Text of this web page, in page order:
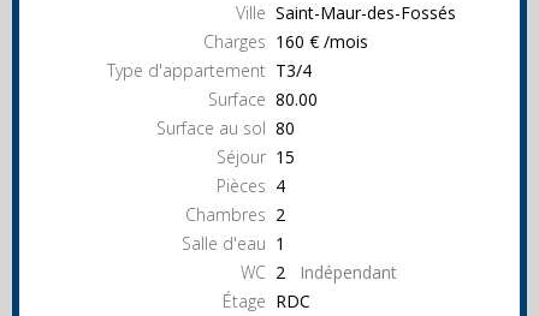
Ville Saint-Maur-des-Fossés
Charges 160 € /mois
Type d'appartement T3/4
Surface 80.00
Surface au sol 80
Séjour 15
Pièces 4
Chambres 2
Salle d'eau 1
WC 2
Indépendant
Étage RDC